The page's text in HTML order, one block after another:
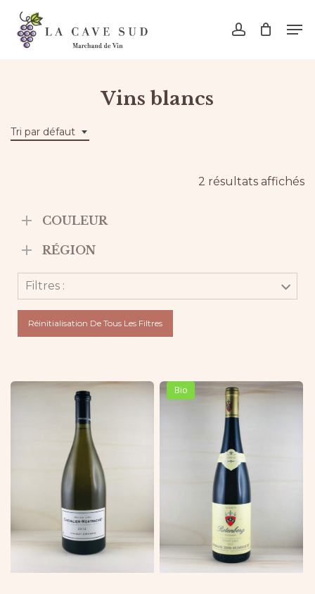
Skip
main
account
Vins blancs
Tri par défaut
2 résultats affichés
COULEUR
RÉGION
Filtres :
Réinitialisation De Tous Les Filtres
Bio